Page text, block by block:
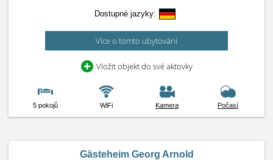
Dostupné jazyky:
Více o tomto ubytování
Vložit objekt do své aktovky
5 pokojů WiFi Kamera Počasí
Gästeheim Georg Arnold